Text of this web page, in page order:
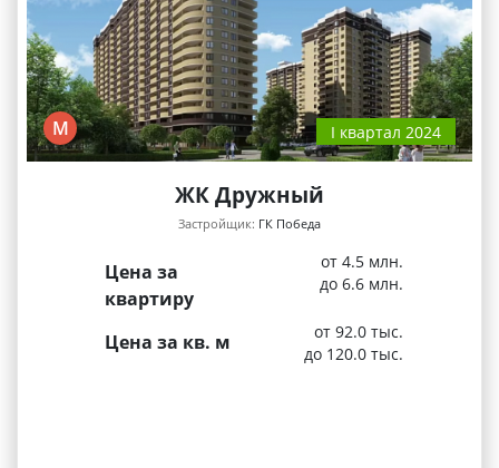
М I квартал 2024
ЖК Дружный
Застройщик: ГК Победа
Цена за
квартиру
от 4.5 млн.
до 6.6 млн.
Цена за кв. м
от 92.0 тыс.
до 120.0 тыс.